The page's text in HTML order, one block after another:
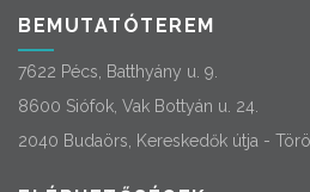
BEMUTATÓTEREM
7622 Pécs, Batthyány u. 9.
8600 Siófok, Vak Bottyán u. 24.
2040 Budaörs, Kereskedők útja -